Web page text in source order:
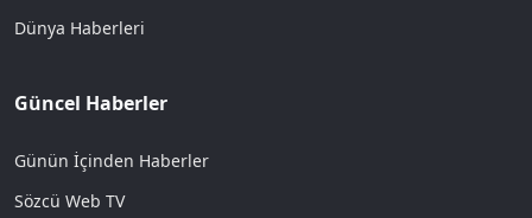
Dünya Haberleri
Güncel Haberler
Günün İçinden Haberler
Sözcü Web TV